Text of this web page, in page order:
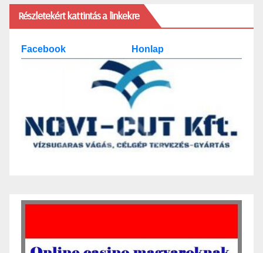
Részletekért kattintás a linkekre
Facebook Honlap